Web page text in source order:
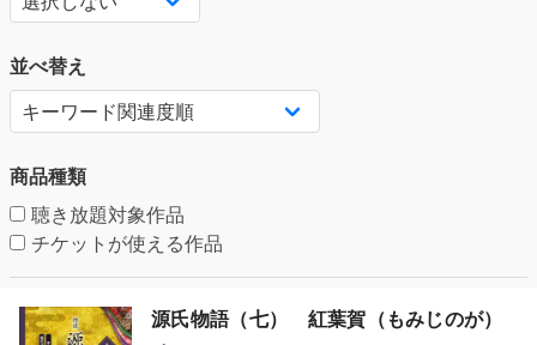
並べ替え
商品種類
聴き放題対象作品
チケットが使える作品
源氏物語（七） 紅葉賀（もみじのが）